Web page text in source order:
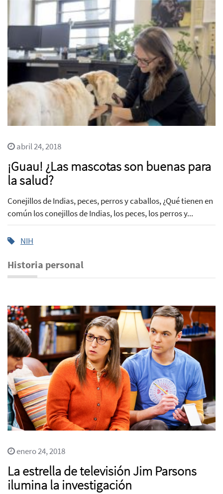
abril 24, 2018
¡Guau! ¿Las mascotas son buenas para
la salud?
Conejillos de Indias, peces, perros y caballos, ¿Qué tienen en
común los conejillos de Indias, los peces, los perros y...
NIH
Historia personal
enero 24, 2018
La estrella de televisión Jim Parsons
ilumina la investigación